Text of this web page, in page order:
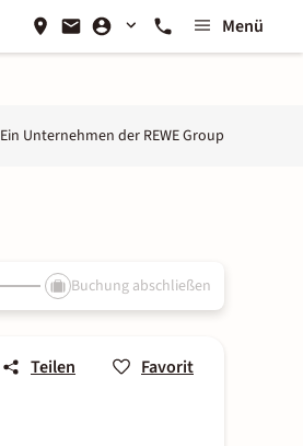
Menü
Ein Unternehmen der REWE Group
Buchung abschließen
Teilen Favorit